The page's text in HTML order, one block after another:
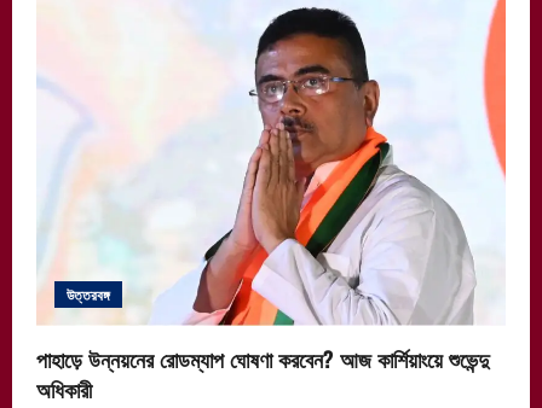
উত্তরবঙ্গ
পাহাড়ে উন্নয়নের রোডম্যাপ ঘোষণা করবেন? আজ কার্শিয়াংয়ে শুভেন্দু
অধিকারী